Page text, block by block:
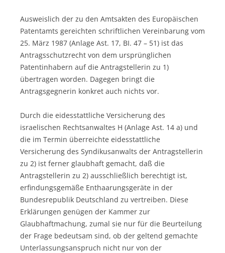
Ausweislich der zu den Amtsakten des Europäischen
Patentamts gereichten schriftlichen Vereinbarung vom
25. März 1987 (Anlage Ast. 17, BI. 47 – 51) ist das
Antragsschutzrecht von dem ursprünglichen
Patentinhabern auf die Antragstellerin zu 1)
übertragen worden. Dagegen bringt die
Antragsgegnerin konkret auch nichts vor.
Durch die eidesstattliche Versicherung des
israelischen Rechtsanwaltes H (Anlage Ast. 14 a) und
die im Termin überreichte eidesstattliche
Versicherung des Syndikusanwalts der Antragstellerin
zu 2) ist ferner glaubhaft gemacht, daß die
Antragstellerin zu 2) ausschließlich berechtigt ist,
erfindungsgemäße Enthaarungsgeräte in der
Bundesrepublik Deutschland zu vertreiben. Diese
Erklärungen genügen der Kammer zur
Glaubhaftmachung, zumal sie nur für die Beurteilung
der Frage bedeutsam sind, ob der geltend gemachte
Unterlassungsanspruch nicht nur von der